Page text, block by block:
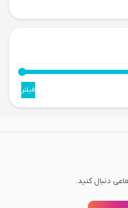
فیلتر
دنبال کنید.